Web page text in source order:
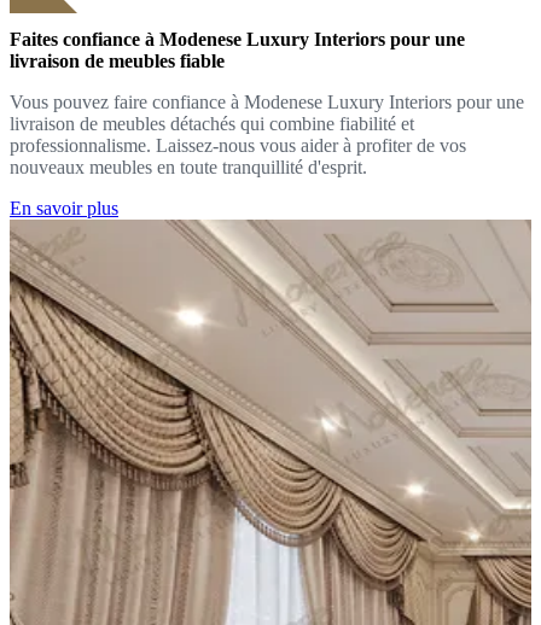
Faites confiance à Modenese Luxury Interiors pour une
livraison de meubles fiable
Vous pouvez faire confiance à Modenese Luxury Interiors pour une
livraison de meubles détachés qui combine fiabilité et
professionnalisme. Laissez-nous vous aider à profiter de vos
nouveaux meubles en toute tranquillité d'esprit.
En savoir plus